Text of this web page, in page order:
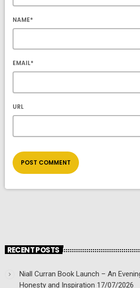
NAME*
EMAIL*
URL
RECENT POSTS
Niall Curran Book Launch – An
Honesty and Inspiration 17/07/2026